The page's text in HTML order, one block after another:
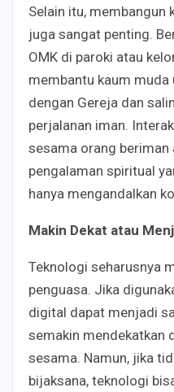
Selain itu, membangun
juga sangat penting.
OMK di paroki atau
membantu kaum
dengan Gereja dan
perjalanan iman.
sesama orang beriman
pengalaman spiritual
hanya mengandalkan
Makin Dekat atau
Teknologi seharusnya
penguasa. Jika
digital dapat menjadi
semakin mendekatkan
sesama. Namun, jika
bijaksana, teknologi